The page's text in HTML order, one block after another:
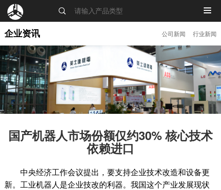
MENU
企业资讯 公司新闻 行业新闻
国产机器人市场份额仅约30% 核心技术
依赖进口
中央经济工作会议提出，要支持企业技术改造和设备更
新。工业机器人是企业技改的利器。我国这个产业发展现状